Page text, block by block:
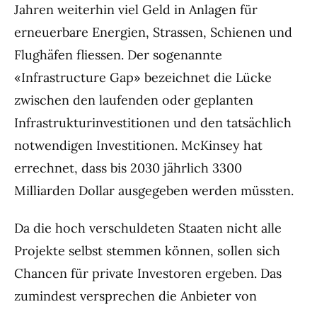
Jahren weiterhin viel Geld in Anlagen für
erneuerbare Energien, Strassen, Schienen und
Flughäfen fliessen. Der sogenannte
«Infrastructure Gap» bezeichnet die Lücke
zwischen den laufenden oder geplanten
Infrastrukturinvestitionen und den tatsächlich
notwendigen Investitionen. McKinsey hat
errechnet, dass bis 2030 jährlich 3300
Milliarden Dollar ausgegeben werden müssten.
Da die hoch verschuldeten Staaten nicht alle
Projekte selbst stemmen können, sollen sich
Chancen für private Investoren ergeben. Das
zumindest versprechen die Anbieter von